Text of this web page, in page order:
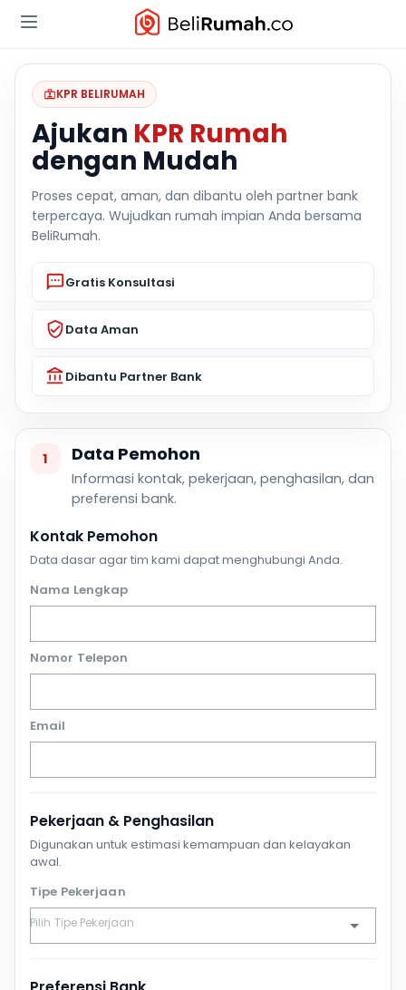
KPR BELIRUMAH
Ajukan KPR Rumah
dengan Mudah
Proses cepat, aman, dan dibantu oleh partner bank
terpercaya. Wujudkan rumah impian Anda bersama
BeliRumah.
Gratis Konsultasi
Data Aman
Dibantu Partner Bank
1 Data Pemohon
Informasi kontak, pekerjaan, penghasilan, dan
preferensi bank.
Kontak Pemohon
Data dasar agar tim kami dapat menghubungi Anda.
Nama Lengkap
Nomor Telepon
Email
Pekerjaan & Penghasilan
Digunakan untuk estimasi kemampuan dan kelayakan
awal.
Tipe Pekerjaan